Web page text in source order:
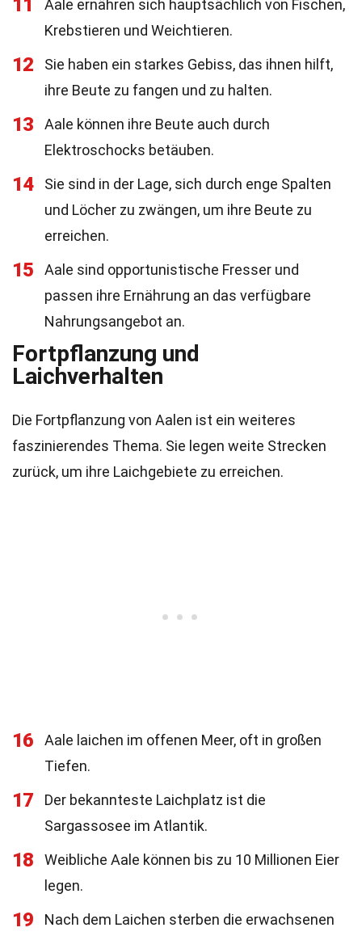
11
Aale ernähren sich hauptsächlich von Fischen,
Krebstieren und Weichtieren.
12
Sie haben ein starkes Gebiss, das ihnen hilft,
ihre Beute zu fangen und zu halten.
13
Aale können ihre Beute auch durch
Elektroschocks betäuben.
14
Sie sind in der Lage, sich durch enge Spalten
und Löcher zu zwängen, um ihre Beute zu
erreichen.
15
Aale sind opportunistische Fresser und
passen ihre Ernährung an das verfügbare
Nahrungsangebot an.
Fortpflanzung und
Laichverhalten
Die Fortpflanzung von Aalen ist ein weiteres
faszinierendes Thema. Sie legen weite Strecken
zurück, um ihre Laichgebiete zu erreichen.
16
Aale laichen im offenen Meer, oft in großen
Tiefen.
17
Der bekannteste Laichplatz ist die
Sargassosee im Atlantik.
18
Weibliche Aale können bis zu 10 Millionen Eier
legen.
19
Nach dem Laichen sterben die erwachsenen